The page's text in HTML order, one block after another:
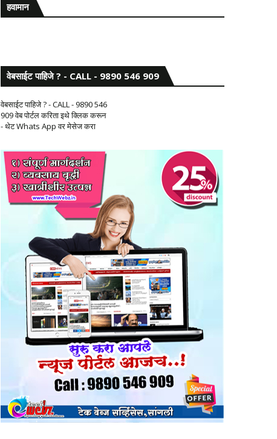
हवामान
वेबसाईट पाहिजे ? - CALL - 9890 546 909
वेबसाईट पाहिजे ? - CALL - 9890 546
909 वेब पोर्टल करिता इथे क्लिक करून
- थेट Whats App वर मेसेज करा